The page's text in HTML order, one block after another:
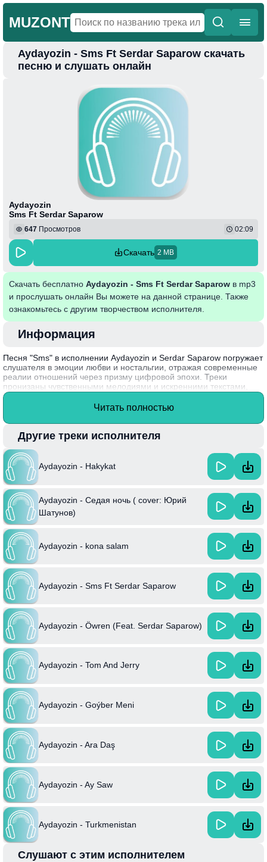
MUZONT
Главная
Aydayozin - Sms Ft Serdar Saparow скачать
песню и слушать онлайн
Aydayozin
Sms Ft Serdar Saparow
647 Просмотров 02:09
Скачать 2 MB
Скачать бесплатно Aydayozin - Sms Ft Serdar Saparow в mp3
и прослушать онлайн Вы можете на данной странице. Также
ознакомьтесь с другим творчеством исполнителя.
Информация
Песня "Sms" в исполнении Aydayozin и Serdar Saparow погружает
слушателя в эмоции любви и ностальгии, отражая современные
реалии отношений через призму цифровой эпохи. Треки
пронизаны чувственными мелодиями и искренними текстами,
которые заставляют задуматься о сложности общения в нашем
быстром мире. Каждый звук и слово передают атмосферу, где
связующими звеньями между людьми.
Aydayozin, известный своим уникальным стилем, сумел
объединить в этой композиции традиционные мелодии с
современным ритмом, создавая тем самым мост между
культурами и поколениями. Занимаясь музыкой больше десяти
лет, артист продолжает развиваться и экспериментировать, что
делает его работы особенно привлекательными для широкой
аудитории.
Читать полностью
Другие треки исполнителя
Aydayozin - Hakykat
Aydayozin - Седая ночь ( cover: Юрий
Шатунов)
Aydayozin - kona salam
Aydayozin - Sms Ft Serdar Saparow
Aydayozin - Öwren (Feat. Serdar Saparow)
Aydayozin - Tom And Jerry
Aydayozin - Goýber Meni
Aydayozin - Ara Daş
Aydayozin - Ay Saw
Aydayozin - Turkmenistan
Слушают с этим исполнителем